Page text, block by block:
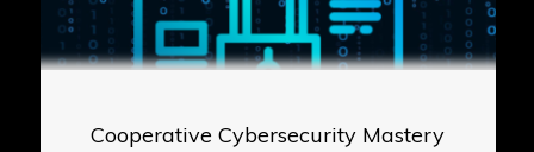
Cooperative Cybersecurity Mastery